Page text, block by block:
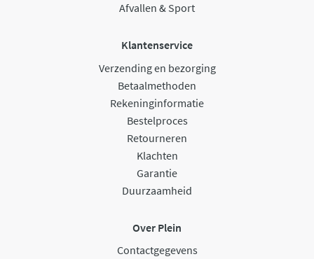
Afvallen & Sport
Klantenservice
Verzending en bezorging
Betaalmethoden
Rekeninginformatie
Bestelproces
Retourneren
Klachten
Garantie
Duurzaamheid
Over Plein
Contactgegevens